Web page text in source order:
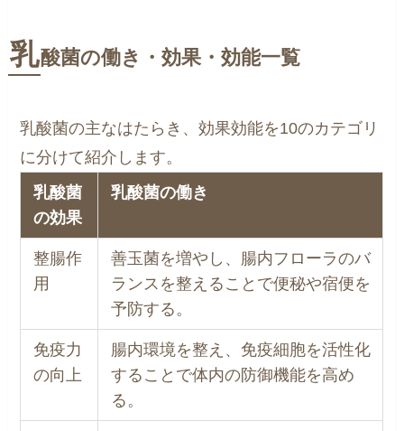
乳酸菌の働き・効果・効能一覧
乳酸菌の主なはたらき、効果効能を10のカテゴリ
に分けて紹介します。
乳酸菌
の効果
乳酸菌の働き
整腸作
用
善玉菌を増やし、腸内フローラのバ
ランスを整えることで便秘や宿便を
予防する。
免疫力
の向上
腸内環境を整え、免疫細胞を活性化
することで体内の防御機能を高め
る。